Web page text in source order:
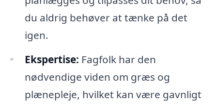
du aldrig behøver at tænke på det
igen.
Ekspertise: Fagfolk har den
nødvendige viden om græs og
plænepleje, hvilket kan være gavnligt